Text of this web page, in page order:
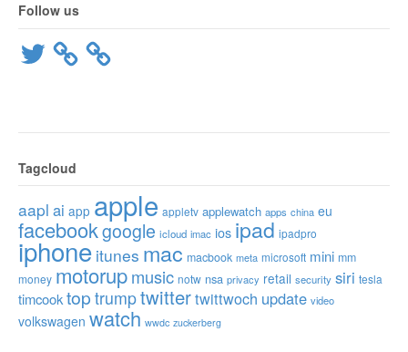
Follow us
Twitter
Tagcloud
aapl ai app apple appletv applewatch apps china eu
facebookgoogle icloud imac ios ipad ipadpro
iphone itunes mac macbook meta microsoft mini mm
money motorupmusic notw nsa privacy retail security siri tesla
timcooktop trumptwittertwittwoch update video
volkswagen watch wwdc zuckerberg